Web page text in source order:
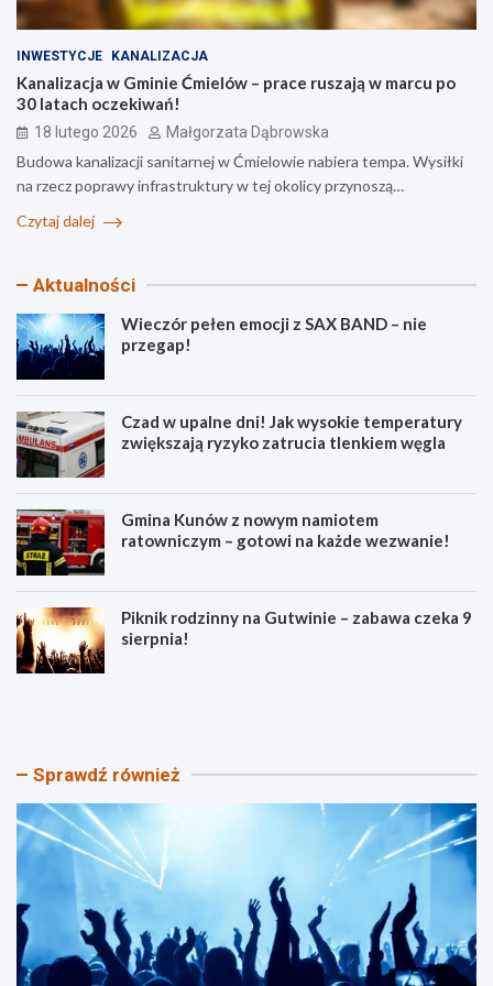
INWESTYCJE KANALIZACJA
Kanalizacja w Gminie Ćmielów – prace ruszają w marcu po
30 latach oczekiwań!
18 lutego 2026 Małgorzata Dąbrowska
Budowa kanalizacji sanitarnej w Ćmielowie nabiera tempa. Wysiłki
na rzecz poprawy infrastruktury w tej okolicy przynoszą…
Czytaj dalej
Aktualności
Wieczór pełen emocji z SAX BAND – nie
przegap!
Czad w upalne dni! Jak wysokie temperatury
zwiększają ryzyko zatrucia tlenkiem węgla
Gmina Kunów z nowym namiotem
ratowniczym – gotowi na każde wezwanie!
Piknik rodzinny na Gutwinie – zabawa czeka 9
sierpnia!
W
ó
p
e
e
n
e
m
o
C
u
a
l
e
d
n
i
!
Sprawdź również